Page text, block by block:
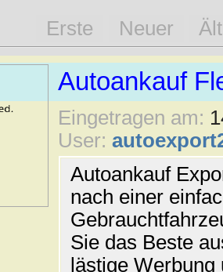
Erste Neuer
Autoankauf
Eingetragen am:
User:
Autoankauf
nach einer
Sie das Beste
lästige